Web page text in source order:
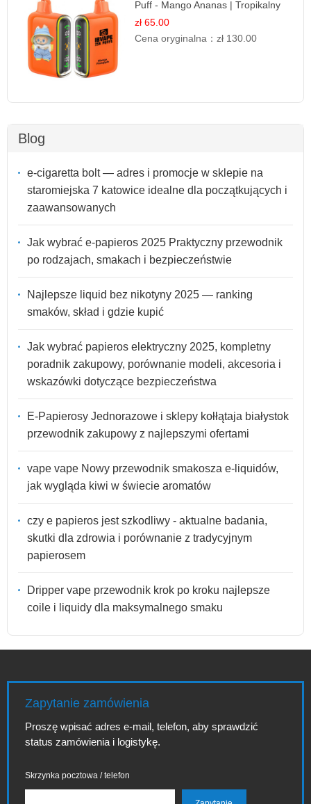
Puff - Mango Ananas | Tropikalny
Smak
zł 65.00
Cena oryginalna：zł 130.00
Blog
e-cigaretta bolt — adres i promocje w sklepie na
staromiejska 7 katowice idealne dla początkujących i
zaawansowanych
Jak wybrać e-papieros 2025 Praktyczny przewodnik
po rodzajach, smakach i bezpieczeństwie
Najlepsze liquid bez nikotyny 2025 — ranking
smaków, skład i gdzie kupić
Jak wybrać papieros elektryczny 2025, kompletny
poradnik zakupowy, porównanie modeli, akcesoria i
wskazówki dotyczące bezpieczeństwa
E-Papierosy Jednorazowe i sklepy kołłątaja białystok
przewodnik zakupowy z najlepszymi ofertami
vape vape Nowy przewodnik smakosza e-liquidów,
jak wygląda kiwi w świecie aromatów
czy e papieros jest szkodliwy - aktualne badania,
skutki dla zdrowia i porównanie z tradycyjnym
papierosem
Dripper vape przewodnik krok po kroku najlepsze
coile i liquidy dla maksymalnego smaku
Zapytanie zamówienia
Proszę wpisać adres e-mail, telefon, aby sprawdzić
status zamówienia i logistykę.
Skrzynka pocztowa / telefon